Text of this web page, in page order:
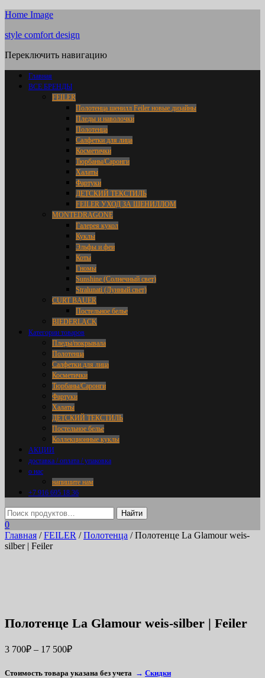
Home Image
style comfort design
Переключить навигацию
Главная
ВСЕ БРЕНДЫ
FEILER
Полотенца шенилл Feiler новые дизайны
Пледы и наволочки
Полотенца
Салфетки для лица
Косметички
Тюрбаны/Саронги
Халаты
Фартуки
ДЕТСКИЙ ТЕКСТИЛЬ
FEILER УХОД ЗА ШЕНИЛЛОМ
MONTEDRAGONE
Галерея кукол
Куклы
Эльфы и феи
Коты
Гномы
Sunshine (Солнечный свет)
Stralunati (Лунный свет)
CURT BAUER
Постельное белье
BIEDERLACK
Категории товаров
Пледы/покрывала
Полотенца
Салфетки для лица
Косметички
Тюрбаны/Саронги
Фартуки
Халаты
ДЕТСКИЙ ТЕКСТИЛЬ
Постельное белье
Коллекционные куклы
АКЦИИ
доставка / оплата / упаковка
о нас
напишите нам
+7 916 695 18 36
0
Главная /FEILER /Полотенца / Полотенце La Glamour weis-
silber | Feiler
Полотенце La Glamour weis-silber | Feiler
3 700₽ – 17 500₽
Стоимость товара указана без учета → Скидки